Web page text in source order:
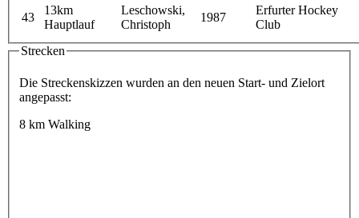
43
13km
Hauptlauf
Leschowski,
Christoph
1987
Erfurter Hockey
Club
Strecken
Die Streckenskizzen wurden an den neuen Start- und Zielort
angepasst:
8 km Walking